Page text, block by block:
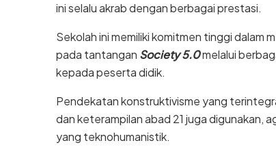
ini selalu akrab dengan berbagai prestasi.
Sekolah ini memiliki komitmen tinggi dalam
pada tantangan Society 5.0melalui
kepada peserta didik.
Pendekatan konstruktivisme yang
dan keterampilan abad 21 juga digunakan,
yang teknohumanistik.